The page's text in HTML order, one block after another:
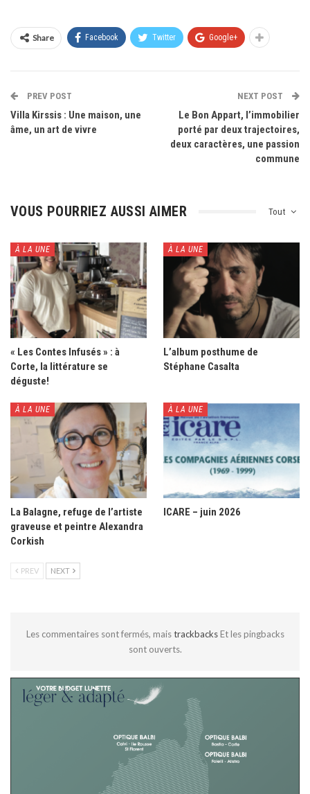
Share Facebook Twitter Google+
PREV POST
Villa Kirssis : Une maison, une
âme, un art de vivre
NEXT POST
Le Bon Appart, l’immobilier
porté par deux trajectoires,
deux caractères, une passion
commune
Tout
VOUS POURRIEZ AUSSI AIMER
À LA UNE
« Les Contes Infusés » : à
Corte, la littérature se
déguste!
À LA UNE
L’album posthume de
Stéphane Casalta
À LA UNE
La Balagne, refuge de l’artiste
graveuse et peintre Alexandra
Corkish
À LA UNE
ICARE – juin 2026
PREV NEXT
Les commentaires sont fermés, maistrackbacks Et les pingbacks
sont ouverts.